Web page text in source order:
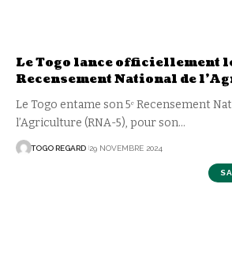
Le Togo lance officiellement
Recensement National de
Le Togo entame son 5ᵉ Recensement
l’Agriculture (RNA-5), pour son…
TOGO REGARD 29 NOVEMBRE 2024